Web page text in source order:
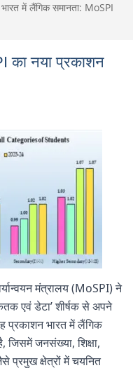
भारत में लैंगिक समानता: MoSPI
का नया प्रकाशन
मंत्रालय (MoSPI) ने
एवं डेटा’ शीर्षक से अपने
प्रकाशन भारत में लैंगिक
जिसमें जनसंख्या, शिक्षा,
प्रमुख क्षेत्रों में चयनित